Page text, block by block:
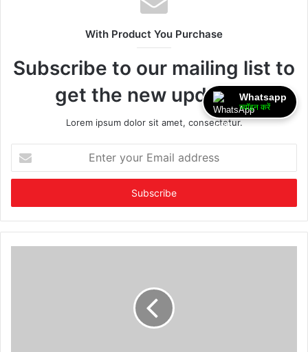
With Product You Purchase
Subscribe to our mailing list to
get the new updates!
Lorem ipsum dolor sit amet, consectetur.
your
Email
Whatsapp
ज्वॉइन करें